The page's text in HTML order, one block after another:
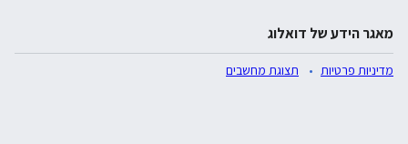
מאגר הידע של דואלוג
מדיניות פרטיות תצוגת מחשבים